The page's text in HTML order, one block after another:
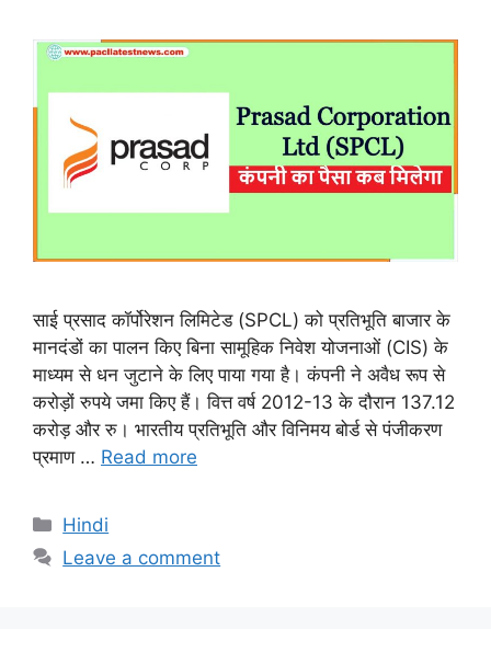
साई प्रसाद कॉर्पोरेशन लिमिटेड (SPCL) को प्रतिभूति बाजार के
मानदंडों का पालन किए बिना सामूहिक निवेश योजनाओं (CIS) के
माध्यम से धन जुटाने के लिए पाया गया है। कंपनी ने अवैध रूप से
करोड़ों रुपये जमा किए हैं। वित्त वर्ष 2012-13 के दौरान 137.12
करोड़ और रु। भारतीय प्रतिभूति और विनिमय बोर्ड से पंजीकरण
प्रमाण … Read more
Categories
Hindi
Leave a comment